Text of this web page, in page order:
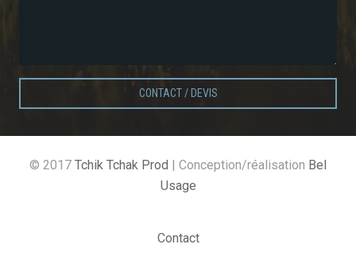
CONTACT / DEVIS
© 2017 Tchik Tchak Prod | Conception/réalisation Bel
Usage
Contact